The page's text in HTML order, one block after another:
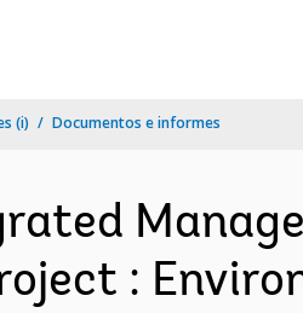
(i) Documentos e informes
: